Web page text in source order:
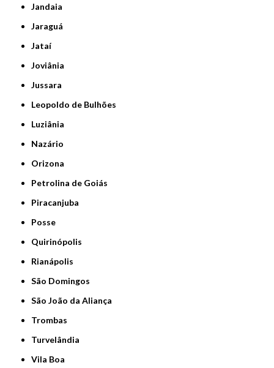
Jandaia
Jaraguá
Jataí
Joviânia
Jussara
Leopoldo de Bulhões
Luziânia
Nazário
Orizona
Petrolina de Goiás
Piracanjuba
Posse
Quirinópolis
Rianápolis
São Domingos
São João da Aliança
Trombas
Turvelândia
Vila Boa